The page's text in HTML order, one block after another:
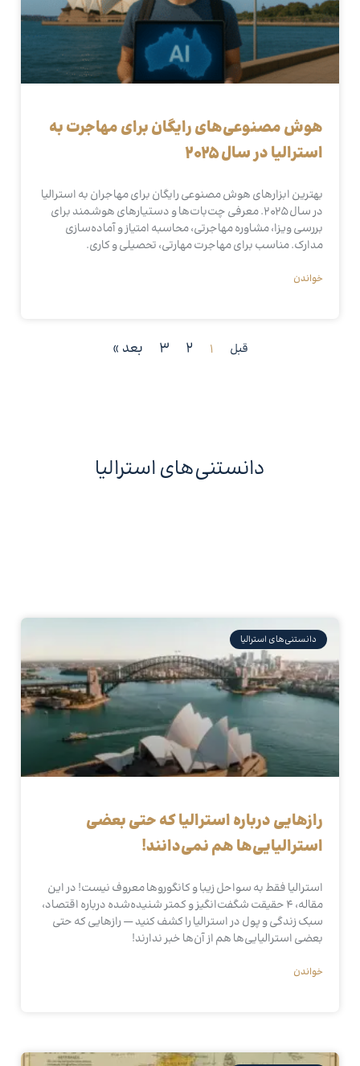
هوش مصنوعی‌های رایگان برای مهاجرت به
استرالیا در سال ۲۰۲۵
بهترین ابزارهای هوش مصنوعی رایگان برای مهاجران به استرالیا
در سال ۲۰۲۵. معرفی چت‌بات‌ها و دستیارهای هوشمند برای
بررسی ویزا، مشاوره مهاجرتی، محاسبه امتیاز و آماده‌سازی
مدارک. مناسب برای مهاجرت مهارتی، تحصیلی و کاری.
خواندن
قبل 1
2
3 بعد »
دانستنی‌های استرالیا
دانستنی‌های استرالیا
رازهایی درباره استرالیا که حتی بعضی
استرالیایی‌ها هم نمی‌دانند!
استرالیا فقط به سواحل زیبا و کانگوروها معروف نیست! در این
مقاله، ۴ حقیقت شگفت‌انگیز و کمتر شنیده‌شده درباره اقتصاد،
سبک زندگی و پول در استرالیا را کشف کنید — رازهایی که حتی
بعضی استرالیایی‌ها هم از آن‌ها خبر ندارند!
خواندن